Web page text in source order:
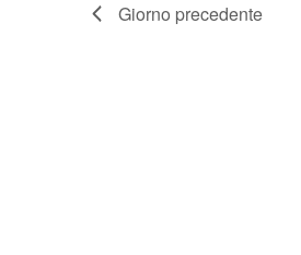
Giorno precedente